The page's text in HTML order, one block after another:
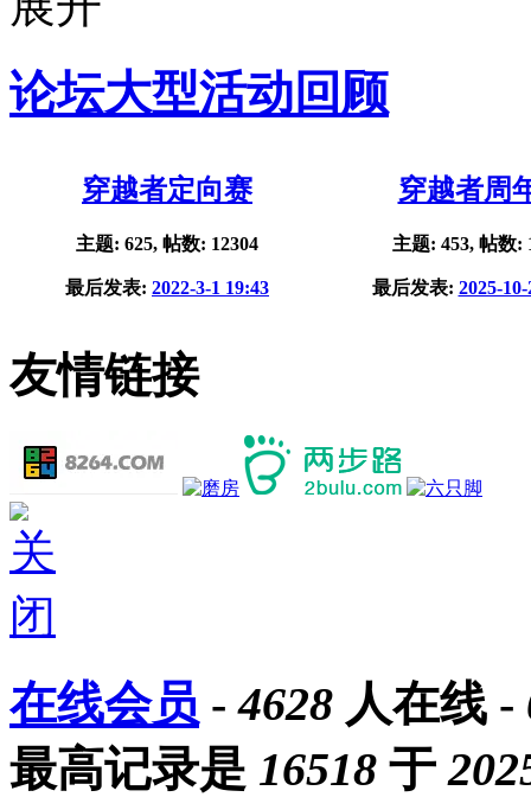
论坛大型活动回顾
穿越者定向赛
主题: 625, 帖数: 12304
最后发表: 2022-3-1 19:43
穿越者周
主题: 453, 帖数:
最后发表: 2025-
友情链接
在线会员 -4628 人在线 -
最高记录是 16518 于